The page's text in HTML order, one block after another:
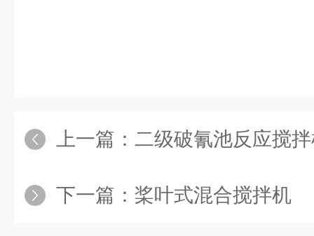
上一篇： 二级破氰池反应搅
下一篇： 桨叶式混合搅拌机